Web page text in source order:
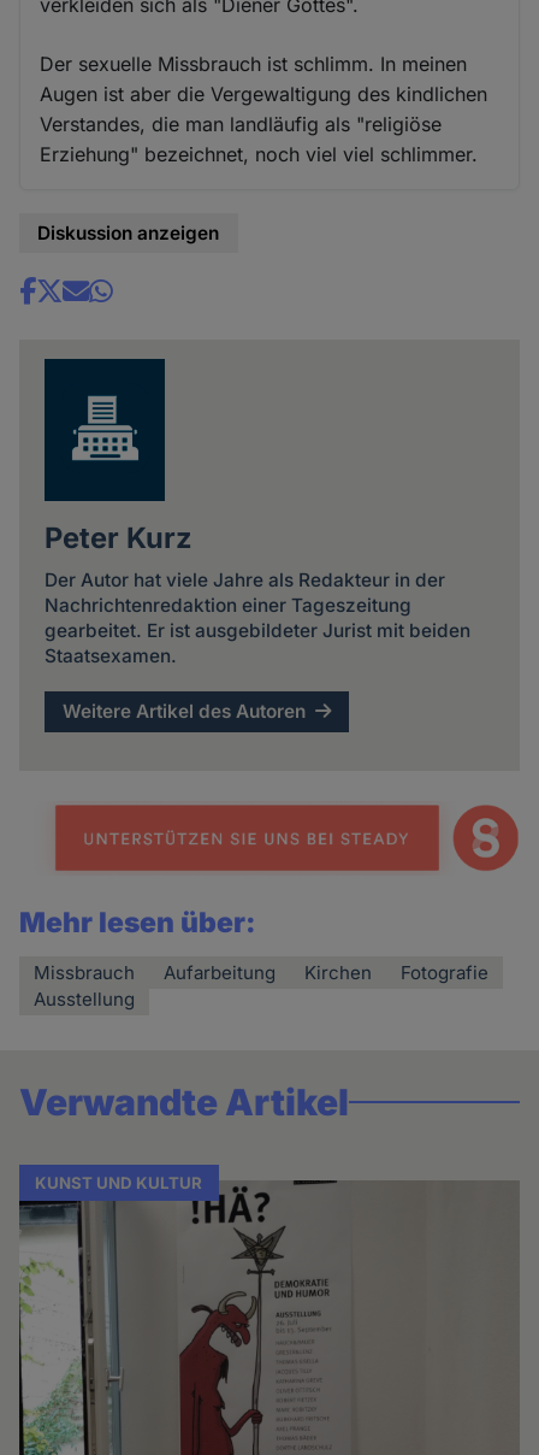
verkleiden sich als "Diener Gottes".
Der sexuelle Missbrauch ist schlimm. In meinen
Augen ist aber die Vergewaltigung des kindlichen
Verstandes, die man landläufig als "religiöse
Erziehung" bezeichnet, noch viel viel schlimmer.
Diskussion anzeigen
Share
Peter Kurz
Der Autor hat viele Jahre als Redakteur in der
Nachrichtenredaktion einer Tageszeitung
gearbeitet. Er ist ausgebildeter Jurist mit beiden
Staatsexamen.
Weitere Artikel des Autoren
Mehr lesen über:
Missbrauch Aufarbeitung Kirchen
Fotografie
Ausstellung
Verwandte Artikel
KUNST UND KULTUR